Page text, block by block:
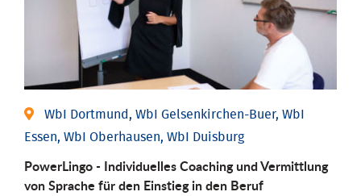
WbI Dortmund, WbI Gelsenkirchen-Buer, WbI
Essen, WbI Oberhausen, WbI Duisburg
PowerLingo - Individuelles Coaching und Vermittlung
von Sprache für den Einstieg in den Beruf